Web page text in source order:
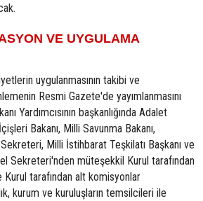
VE UYGULAMA
uygulanmasının takibi ve
Resmi Gazete'de yayımlanmasını
Yardımcısının başkanlığında Adalet
Bakanı, Milli Savunma Bakanı,
Sekreteri, Milli İstihbarat Teşkilatı Başkanı ve
Sekreteri'nden müteşekkil Kurul tarafından
Kurul tarafından alt komisyonlar
kurum ve kuruluşların temsilcileri ile